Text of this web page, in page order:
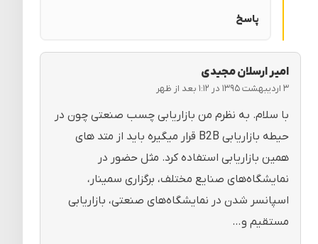
پاسخ
امیر ارسلان مجیدی
۳ اردیبهشت ۱۳۹۵ در ۱:۱۲ بعد از ظهر
با سلام. به نظرم من بازاریابی چسب صنعتی چون در
حیطه بازاریابی B2B قرار میگیره باید از متد های
همین بازاریابی استفاده کرد. مثل حضور در
نمایشگاه‌های صنایع مختلف، برگزاری سمینار،
اسپانسر شدن در نمایشگاه‌های صنعتی، بازاریابی
مستقیم و…